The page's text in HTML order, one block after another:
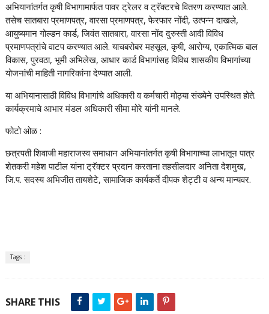
अभियानांतर्गत कृषी विभागामार्फत पावर ट्रेलर व ट्रॅक्टरचे वितरण करण्यात आले.
तसेच सातबारा प्रमाणपत्र, वारसा प्रमाणपत्र, फेरफार नोंदी, उत्पन्न दाखले,
आयुष्यमान गोल्डन कार्ड, जिवंत सातबारा, वारसा नोंद दुरुस्ती आदी विविध
प्रमाणपत्रांचे वाटप करण्यात आले. याचबरोबर महसूल, कृषी, आरोग्य, एकात्मिक बाल
विकास, पुरवठा, भूमी अभिलेख, आधार कार्ड विभागांसह विविध शासकीय विभागांच्या
योजनांची माहिती नागरिकांना देण्यात आली.
या अभियानासाठी विविध विभागांचे अधिकारी व कर्मचारी मोठ्या संख्येने उपस्थित होते.
कार्यक्रमाचे आभार मंडल अधिकारी सीमा मोरे यांनी मानले.
फोटो ओळ :
छत्रपती शिवाजी महाराजस्व समाधान अभियानांतर्गत कृषी विभागाच्या लाभातून पात्र
शेतकरी महेश पाटील यांना ट्रॅक्टर प्रदान करताना तहसीलदार अनिता देशमुख,
जि.प. सदस्य अभिजीत तायशेटे, सामाजिक कार्यकर्ते दीपक शेट्टी व अन्य मान्यवर.
Tags :
SHARE THIS